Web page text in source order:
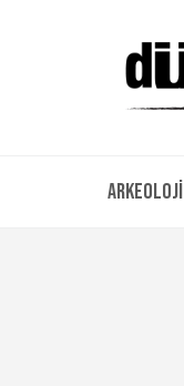
Arkeoloji